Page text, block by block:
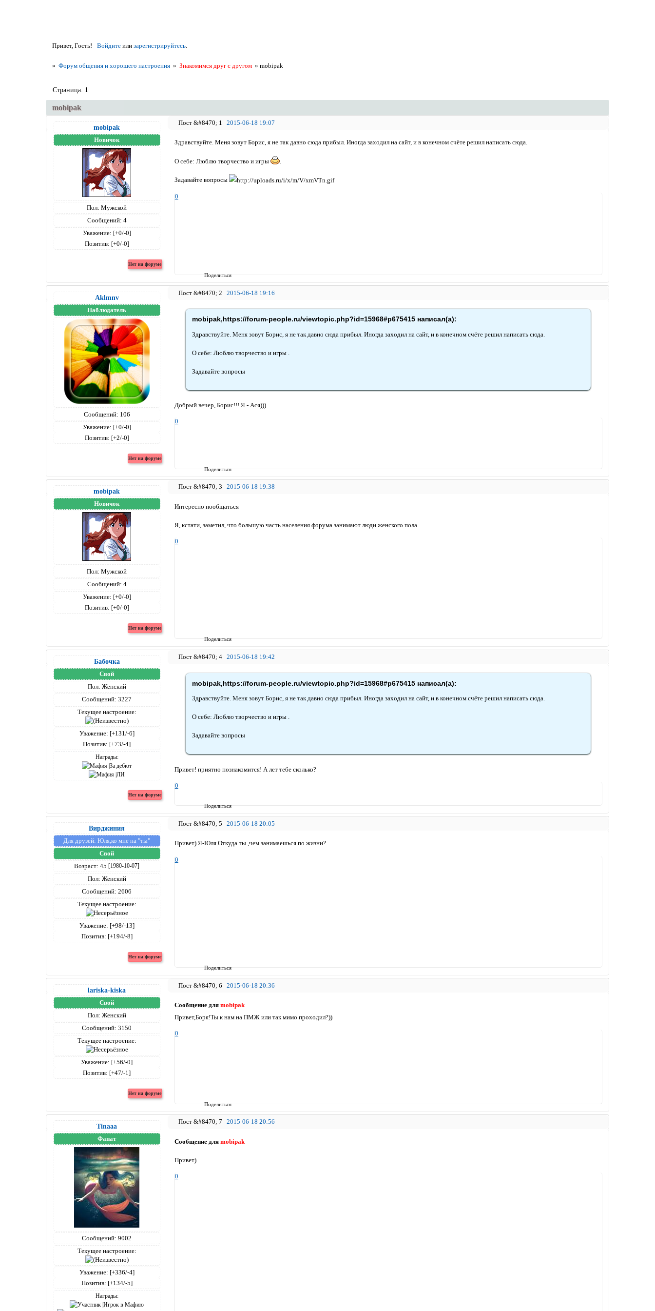
Привет, Гость! Войдитеили зарегистрируйтесь.
» Форум общения и хорошего настроения » Знакомимся друг с другом »mobipak
mobipak
Страница: 1
Поделиться
1 2015-06-18 19:07
mobipak
Новичок
Пол: Мужской
Сообщений: 4
Уважение: [+0/-0]
Позитив: [+0/-0]
Здравствуйте. Меня зовут Борис, я не так давно сюда прибыл. Иногда заходил на сайт, и в конечном счёте решил написать сюда.
О себе: Люблю творчество и игры .
Задавайте вопросы
0
Поделиться
2 2015-06-18 19:16
Aklmnv
Наблюдатель
Сообщений: 106
Уважение: [+0/-0]
Позитив: [+2/-0]
mobipak,https://forum-people.ru/viewtopic.php?id=15968#p675415 написал(а):
Здравствуйте. Меня зовут Борис, я не так давно сюда прибыл. Иногда заходил на сайт, и в конечном счёте решил написать сюда.
О себе: Люблю творчество и игры .
Задавайте вопросы
Добрый вечер, Борис!!! Я - Ася)))
0
Поделиться
3 2015-06-18 19:38
mobipak
Новичок
Пол: Мужской
Сообщений: 4
Уважение: [+0/-0]
Позитив: [+0/-0]
Интересно пообщаться
Я, кстати, заметил, что большую часть населения форума занимают люди женского пола
0
Поделиться
4 2015-06-18 19:42
Бабочка
Свой
Пол: Женский
Сообщений: 3227
Текущее настроение:
Уважение: [+131/-6]
Позитив: [+73/-4]
Награды:
mobipak,https://forum-people.ru/viewtopic.php?id=15968#p675415 написал(а):
Здравствуйте. Меня зовут Борис, я не так давно сюда прибыл. Иногда заходил на сайт, и в конечном счёте решил написать сюда.
О себе: Люблю творчество и игры .
Задавайте вопросы
Привет! приятно познакомится! А лет тебе сколько?
0
Поделиться
5 2015-06-18 20:05
Вирджиния
Для друзей: Юля,ко мне на "ты"
Свой
Возраст: 45 [1980-10-07]
Пол: Женский
Сообщений: 2606
Текущее настроение:
Уважение: [+98/-13]
Позитив: [+194/-8]
Привет) Я-Юля.Откуда ты ,чем занимаешься по жизни?
0
Поделиться
6 2015-06-18 20:36
lariska-kiska
Свой
Пол: Женский
Сообщений: 3150
Текущее настроение:
Уважение: [+56/-0]
Позитив: [+47/-1]
Сообщение для mobipak
Привет,Боря!Ты к нам на ПМЖ или так мимо проходил?))
0
7 2015-06-18 20:56
Tinaaa
Фанат
Сообщений: 9002
Текущее настроение:
Уважение: [+336/-4]
Позитив: [+134/-5]
Награды:
Сообщение для mobipak
Привет)
0